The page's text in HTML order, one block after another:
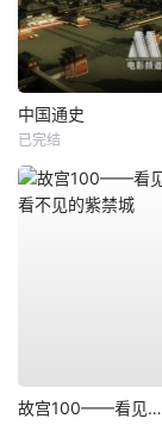
中国通史
已完结
故宫100——看见看不见的紫禁城